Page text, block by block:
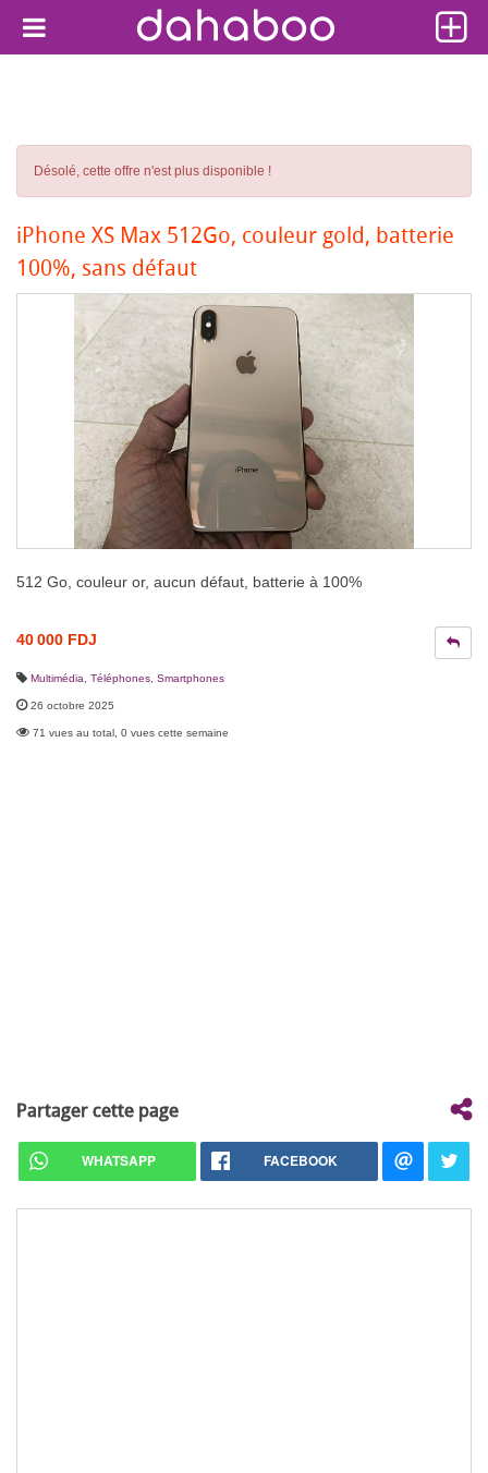
Désolé, cette offre n'est plus disponible !
iPhone XS Max 512Go, couleur gold, batterie
100%, sans défaut
512 Go, couleur or, aucun défaut, batterie à 100%
40 000 FDJ
Multimédia Téléphones, Smartphones
26 octobre 2025
71 vues au total, 0 vues cette semaine
Partager cette page
WHATSAPP FACEBOOK